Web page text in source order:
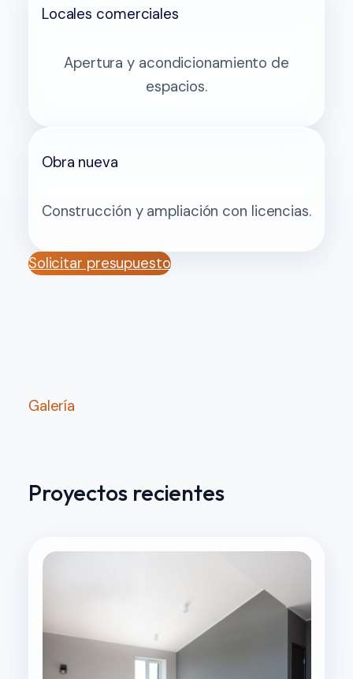
Locales comerciales
Apertura y acondicionamiento de
espacios.
Obra nueva
Construcción y ampliación con licencias.
Solicitar presupuesto
Galería
Proyectos recientes